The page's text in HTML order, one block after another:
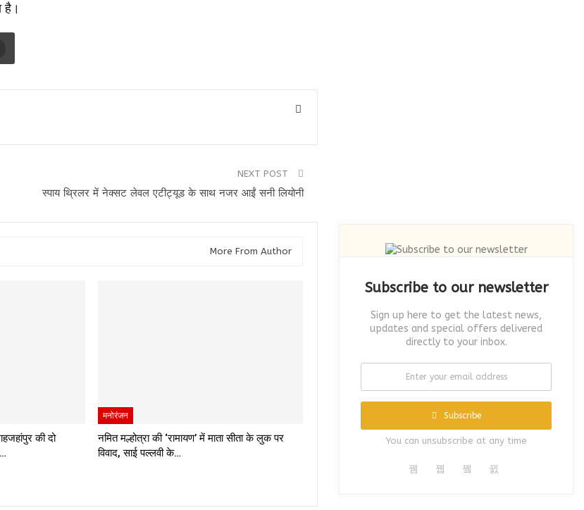
है।
NEXT POST
स्पाय थ्रिलर में नेक्सट लेवल एटीट्यूड के साथ नजर आईं सनी लियोनी
More From Author
की दो
मनोरंजन
नमित मल्होत्रा की ‘रामायण’ में माता सीता के लुक पर
विवाद, साई पल्लवी के…
Subscribe to our newsletter
Sign up here to get the latest news,
updates and special offers delivered
directly to your inbox.
Subscribe
You can unsubscribe at any time